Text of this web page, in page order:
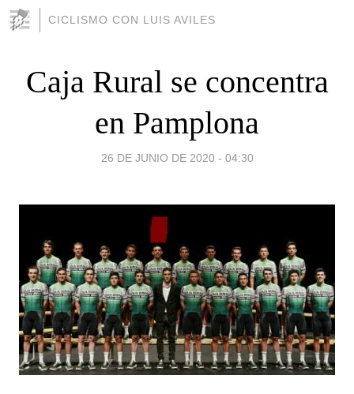
CICLISMO CON LUIS AVILES
Caja Rural se concentra
en Pamplona
26 DE JUNIO DE 2020 - 04:30